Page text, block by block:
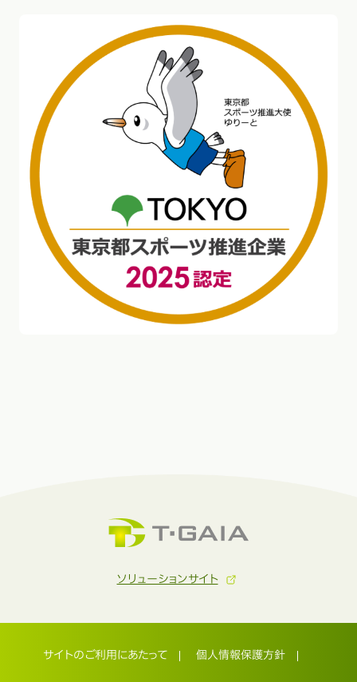
ソリューションサイト
サイトのご利用にあたって 個人情報保護方針